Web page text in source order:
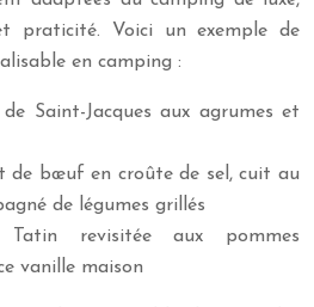
praticité. Voici un exemple de
en camping :
Saint-Jacques aux agrumes et
de bœuf en croûte de sel, cuit au
de légumes grillés
revisitée aux pommes
vanille maison